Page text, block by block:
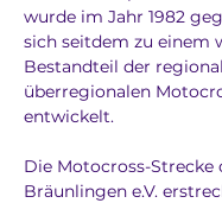
wurde im Jahr 1982
sich seitdem zu einem
Bestandteil der
überregionalen
entwickelt.
Die Motocross-Strecke
Bräunlingen e.V.